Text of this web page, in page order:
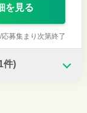
を見る
応募集まり次第終了
件)